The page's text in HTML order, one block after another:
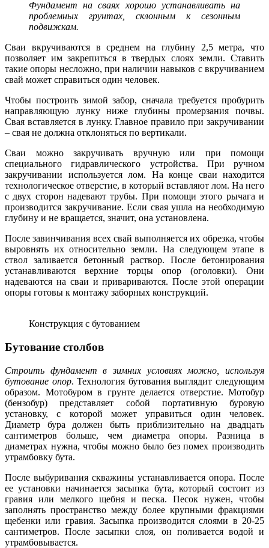
Фундамент на сваях хорошо устанавливать на
проблемных грунтах, склонным к сезонным
подвижкам.
Сваи вкручиваются в среднем на глубину 2,5 метра, что
позволяет им закрепиться в твердых слоях земли. Ставить
такие опоры несложно, при наличии навыков с вкручиванием
свай может справиться один человек.
Чтобы построить зимой забор, сначала требуется пробурить
направляющую лунку ниже глубины промерзания почвы.
Свая вставляется в лунку. Главное правило при закручивании
– свая не должна отклоняться по вертикали.
Сваи можно закручивать вручную или при помощи
специального гидравлического устройства. При ручном
закручивании используется лом. На конце сваи находится
технологическое отверстие, в который вставляют лом. На него
с двух сторон надевают трубы. При помощи этого рычага и
производится закручивание. Если свая ушла на необходимую
глубину и не вращается, значит, она установлена.
После завинчивания всех свай выполняется их обрезка, чтобы
выровнять их относительно земли. На следующем этапе в
ствол заливается бетонный раствор. После бетонирования
устанавливаются верхние торцы опор (оголовки). Они
надеваются на сваи и привариваются. После этой операции
опоры готовы к монтажу заборных конструкций.
Конструкция с бутованием
Бутование столбов
Строить фундамент в зимних условиях можно, используя
бутование опор. Технология бутования выглядит следующим
образом. Мотобуром в грунте делается отверстие. Мотобур
(бензобур) представляет собой портативную буровую
установку, с которой может управиться один человек.
Диаметр бура должен быть приблизительно на двадцать
сантиметров больше, чем диаметра опоры. Разница в
диаметрах нужна, чтобы можно было без помех производить
утрамбовку бута.
После выбуривания скважины устанавливается опора. После
ее установки начинается засыпка бута, который состоит из
гравия или мелкого щебня и песка. Песок нужен, чтобы
заполнять пространство между более крупными фракциями
щебенки или гравия. Засыпка производится слоями в 20-25
сантиметров. После засыпки слоя, он поливается водой и
утрамбовывается.